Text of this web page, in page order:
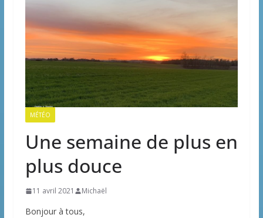
MÉTÉO
Une semaine de plus en
plus douce
11 avril 2021 Michaël
Bonjour à tous,